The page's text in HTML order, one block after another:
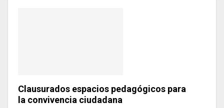
Clausurados espacios pedagógicos para
la convivencia ciudadana